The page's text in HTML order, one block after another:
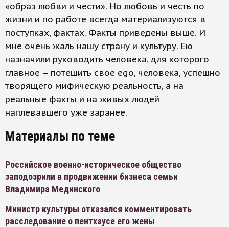
«образ любви и чести». Но любовь и честь по
жизни и по работе всегда материализуются в
поступках, фактах. Факты приведены выше. И
мне очень жаль нашу страну и культуру. Ею
назначили руководить человека, для которого
главное – потешить свое ego, человека, успешно
творящего мифическую реальность, а на
реальные факты и на живых людей
наплевавшего уже заранее.
Материалы по теме
Российское военно-историческое общество
заподозрили в продвижении бизнеса семьи
Владимира Мединского
Министр культуры отказался комментировать
расследование о пентхаусе его жены